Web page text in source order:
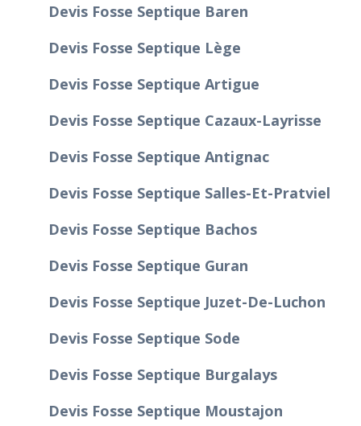
Devis Fosse Septique Baren
Devis Fosse Septique Lège
Devis Fosse Septique Artigue
Devis Fosse Septique Cazaux-Layrisse
Devis Fosse Septique Antignac
Devis Fosse Septique Salles-Et-Pratviel
Devis Fosse Septique Bachos
Devis Fosse Septique Guran
Devis Fosse Septique Juzet-De-Luchon
Devis Fosse Septique Sode
Devis Fosse Septique Burgalays
Devis Fosse Septique Moustajon